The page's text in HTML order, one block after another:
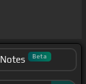
Notes Beta